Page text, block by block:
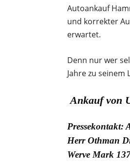
Autoankauf
und korrekter
erwartet.
Denn nur wer
Jahre zu seinem
Ankauf von
Pressekontakt:
Herr Othman
Werve Mark